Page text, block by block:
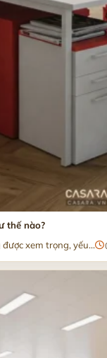
thế nào?
xem trọng, yếu...